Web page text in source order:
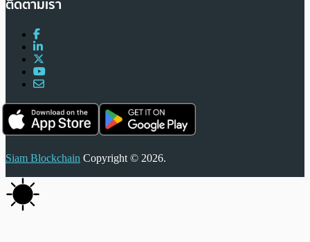
ติดตามเรา
Siam Blockchain Copyright © 2026.